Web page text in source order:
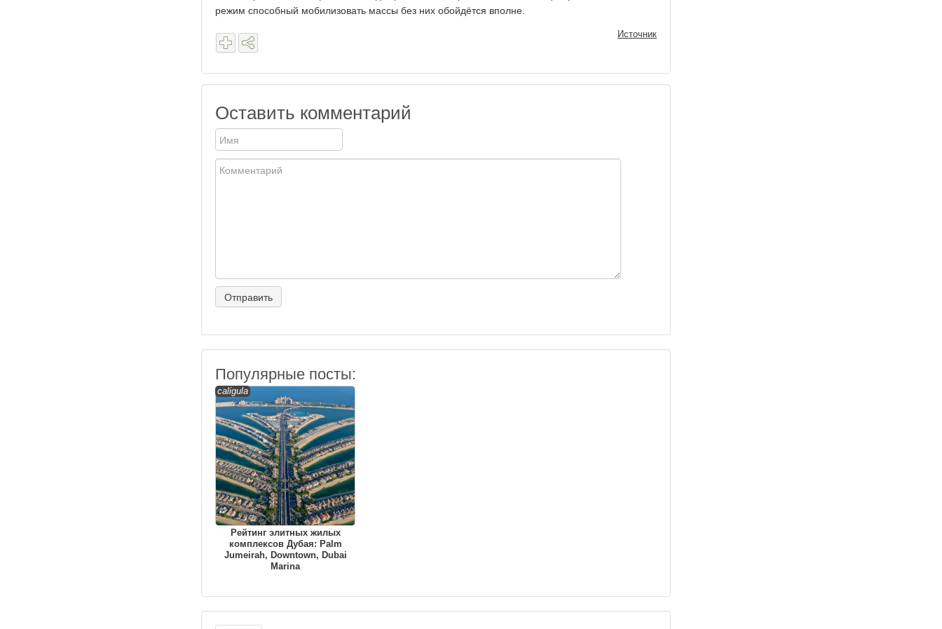
режим способный мобилизовать массы без них обойдётся вполне.
Источник
Оставить комментарий
Популярные посты:
caligula
Рейтинг элитных жилых
комплексов Дубая: Palm
Jumeirah, Downtown, Dubai
Marina